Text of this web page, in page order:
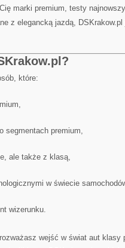
marki premium, testy
z elegancką jazdą, DSKrakow.pl
które:
segmentach premium,
ale także z klasą,
w świecie
wizerunku.
wejść w świat aut